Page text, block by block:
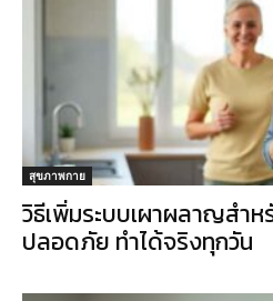
สุขภาพกาย
วิธีเพิ่มระบบเผาผลาญสำห
ปลอดภัย ทำได้จริงทุกวัน